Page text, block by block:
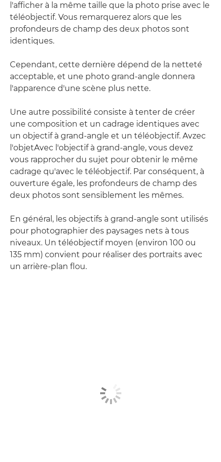
l'afficher à la même taille que la photo prise avec le
téléobjectif. Vous remarquerez alors que les
profondeurs de champ des deux photos sont
identiques.
Cependant, cette dernière dépend de la netteté
acceptable, et une photo grand-angle donnera
l'apparence d'une scène plus nette.
Une autre possibilité consiste à tenter de créer
une composition et un cadrage identiques avec
un objectif à grand-angle et un téléobjectif. Avzec
l'objetAvec l'objectif à grand-angle, vous devez
vous rapprocher du sujet pour obtenir le même
cadrage qu'avec le téléobjectif. Par conséquent, à
ouverture égale, les profondeurs de champ des
deux photos sont sensiblement les mêmes.
En général, les objectifs à grand-angle sont utilisés
pour photographier des paysages nets à tous
niveaux. Un téléobjectif moyen (environ 100 ou
135 mm) convient pour réaliser des portraits avec
un arrière-plan flou.